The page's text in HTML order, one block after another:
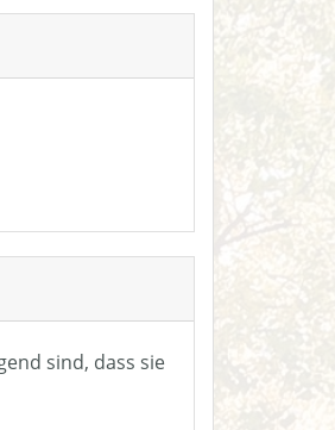
sind, dass sie